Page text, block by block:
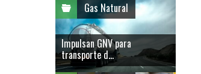
Gas Natural
Impulsan GNV para
transporte d...